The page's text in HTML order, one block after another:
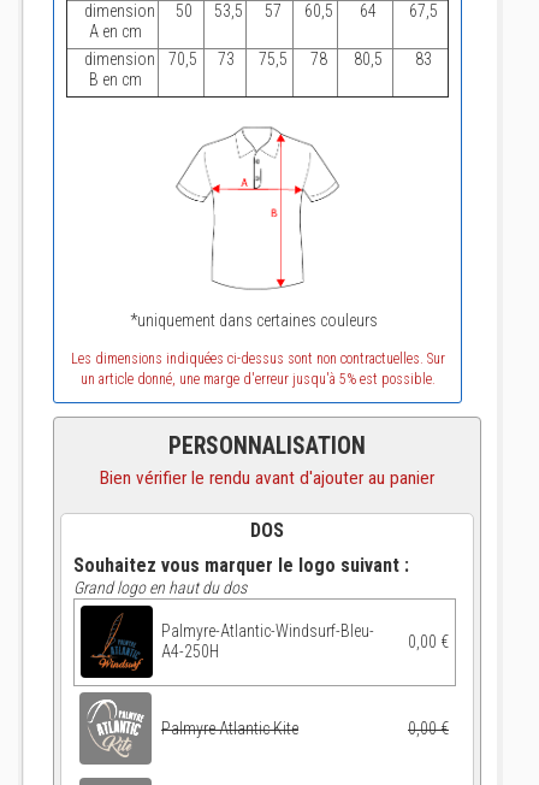
dimension
A en cm
50 53,5 57 60,5 64 67,5
dimension
B en cm
70,5 73 75,5 78 80,5 83
*uniquement dans certaines couleurs
Les dimensions indiquées ci-dessus sont non contractuelles. Sur
un article donné, une marge d'erreur jusqu'à 5% est possible.
PERSONNALISATION
Bien vérifier le rendu avant d'ajouter au panier
DOS
Souhaitez vous marquer le logo suivant :
Grand logo en haut du dos
Palmyre-Atlantic-Windsurf-Bleu-
A4-250H
0,00 €
Palmyre Atlantic Kite 0,00 €